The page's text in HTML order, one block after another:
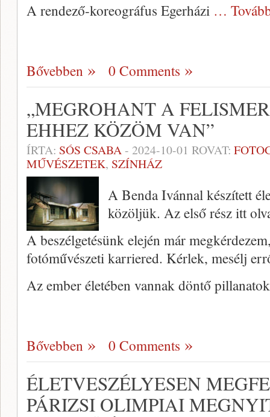
A rendező-koreográfus Egerházi …
Bővebben 0 Comments
„MEGROHANT A
EHHEZ KÖZÖM VAN”
ÍRTA: SÓS CSABA- 2024-10-01 ROVAT:
MŰVÉSZETEK, SZÍNHÁZ
A Benda Ivánnal készített
közöljük. Az első rész itt
A beszélgetésünk elején már
fotóművészeti karriered. Kérlek, mesélj
Az ember életében vannak döntő
Bővebben 0 Comments
ÉLETVESZÉLYESEN
PÁRIZSI OLIMPIAI